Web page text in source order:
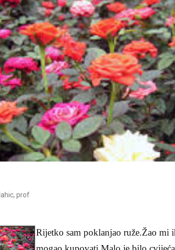
prof
Rijetko sam poklanjao ruže.Žao mi